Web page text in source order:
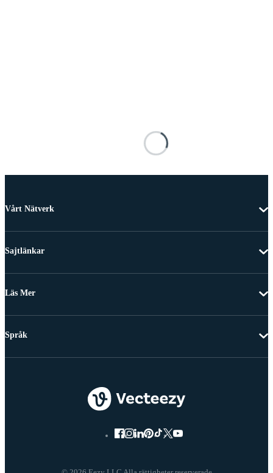
Vårt Nätverk
Sajtlänkar
Läs Mer
Språk